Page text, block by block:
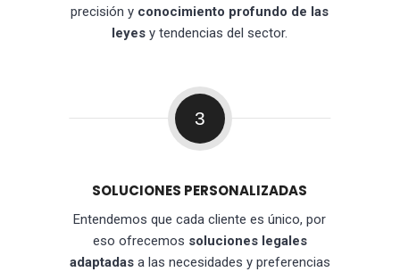
precisión y conocimiento profundo de las
leyes y tendencias del sector.
3
SOLUCIONES PERSONALIZADAS
Entendemos que cada cliente es único, por
eso ofrecemos soluciones legales
adaptadasa las necesidades y preferencias